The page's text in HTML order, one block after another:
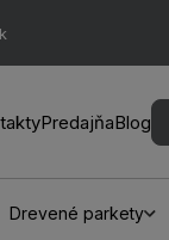
PredajňaBlog
Drevené parkety